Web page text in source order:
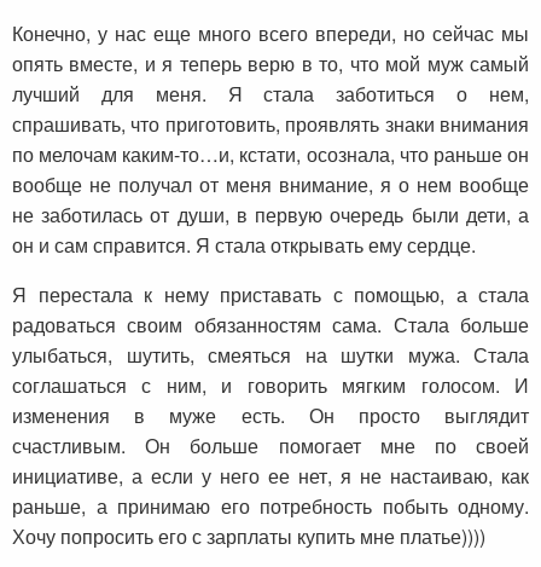
Конечно, у нас еще много всего впереди, но сейчас мы
опять вместе, и я теперь верю в то, что мой муж самый
лучший для меня. Я стала заботиться о нем,
спрашивать, что приготовить, проявлять знаки внимания
по мелочам каким-то…и, кстати, осознала, что раньше он
вообще не получал от меня внимание, я о нем вообще
не заботилась от души, в первую очередь были дети, а
он и сам справится. Я стала открывать ему сердце.
Я перестала к нему приставать с помощью, а стала
радоваться своим обязанностям сама. Стала больше
улыбаться, шутить, смеяться на шутки мужа. Стала
соглашаться с ним, и говорить мягким голосом. И
изменения в муже есть. Он просто выглядит
счастливым. Он больше помогает мне по своей
инициативе, а если у него ее нет, я не настаиваю, как
раньше, а принимаю его потребность побыть одному.
Хочу попросить его с зарплаты купить мне платье))))